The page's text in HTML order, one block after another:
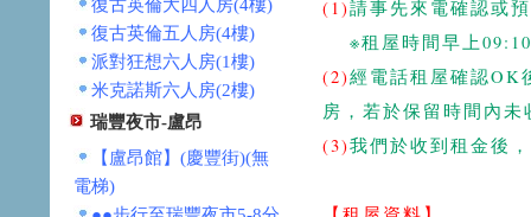
復古英倫大四人房(4樓)
復古英倫五人房(4樓)
派對狂想六人房(1樓)
米克諾斯六人房(2樓)
瑞豐夜市-盧昂
【盧昂館】(慶豐街)(無
電梯)
(1)請事先來電確認或
※租屋時間早上
(2)經電話租屋確認OK
房， 若於保留時間內
(3)我們於收到租金後